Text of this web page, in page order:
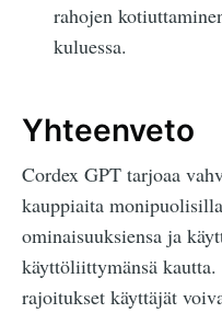
rahojen
kuluessa.
Yhteenveto
Cordex GPT tarjoaa
kauppiaita
ominaisuuksiensa ja
käyttöliittymänsä
rajoitukset käyttäjät